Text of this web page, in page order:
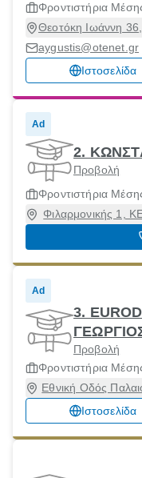
Φροντιστήρια
Εξετάσεων
Θεοτόκη Ιωάννη
aygustis@otenet.gr
Ιστοσελίδα
Ad
2.
Προβολή
Φροντιστήρια
Εξετάσεων
Φιλαρμονικής 1,
Ad
3.
Προβολή
Φροντιστήρια
Εξετάσεων
Εθνική Οδός
Ιστοσελίδα